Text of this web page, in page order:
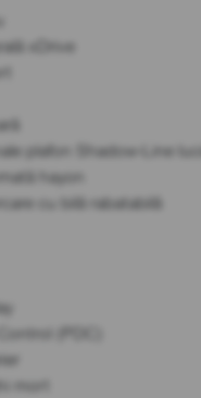
xDrive
plafon Shadow-Line
hayon
cu bilă rabatabilă
(PDC)
mort